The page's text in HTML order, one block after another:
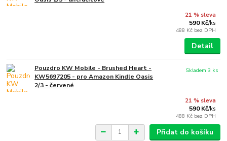
21 % sleva
590 Kč/ks
488 Kč bez DPH
Detail
Pouzdro KW Mobile - Brushed Heart -
KW5697205 - pro Amazon Kindle Oasis
2/3 - červené
21 % sleva
590 Kč/ks
488 Kč bez DPH
Skladem 3 ks
Přidat do košíku